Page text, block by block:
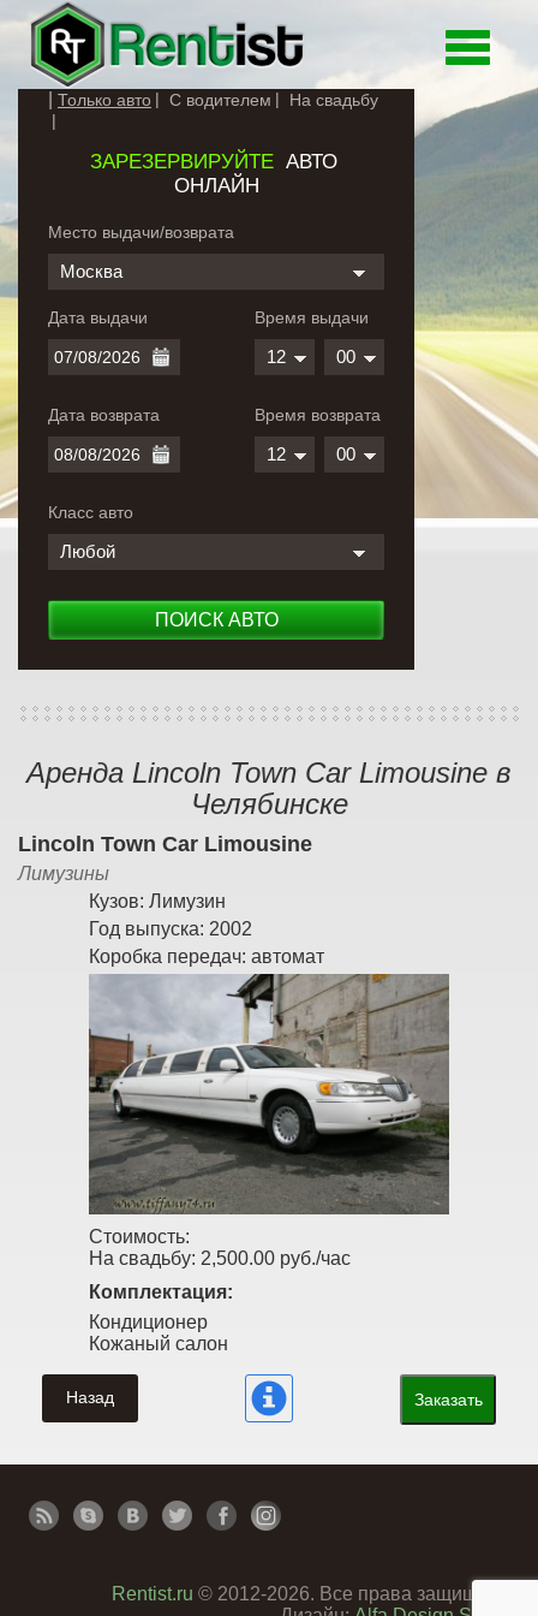
Toggle
Только авто С водителем На свадьбу
ЗАРЕЗЕРВИРУЙТЕАВТО
ОНЛАЙН
Место выдачи/возврата
Москва
Дата выдачи
Дата возврата
Время выдачи
12 00
Время возврата
12 00
Класс авто
Любой
ПОИСК АВТО
Аренда Lincoln Town Car Limousine в
Челябинске
Lincoln Town Car Limousine
Лимузины
Кузов: Лимузин
Год выпуска: 2002
Коробка передач: автомат
Стоимость:
На свадьбу: 2,500.00 руб./час
Комплектация:
Кондиционер
Кожаный салон
Назад Заказать
Rentist.ru © 2012-2026. Все права защищены